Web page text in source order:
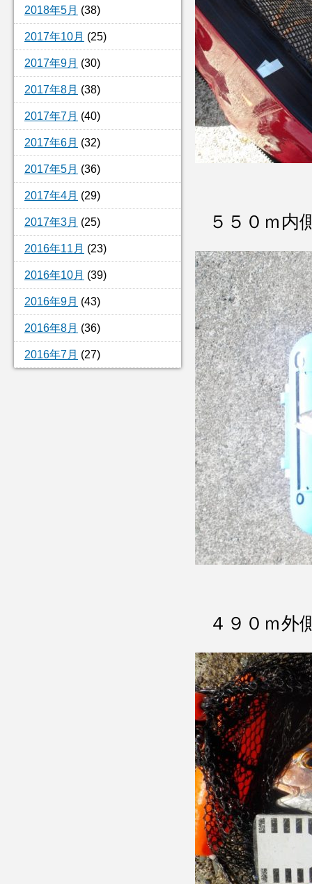
2018年5月 (38)
2017年10月 (25)
2017年9月 (30)
2017年8月 (38)
2017年7月 (40)
2017年6月 (32)
2017年5月 (36)
2017年4月 (29)
2017年3月 (25)
2016年11月 (23)
2016年10月 (39)
2016年9月 (43)
2016年8月 (36)
2016年7月 (27)
５５０ｍ
４９０ｍ